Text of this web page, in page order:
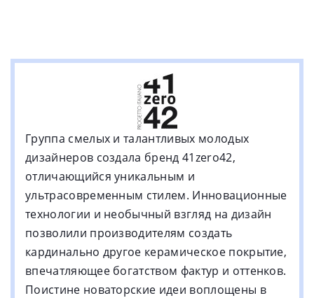
Группа смелых и талантливых молодых
дизайнеров создала бренд 41zero42,
отличающийся уникальным и
ультрасовременным стилем. Инновационные
технологии и необычный взгляд на дизайн
позволили производителям создать
кардинально другое керамическое покрытие,
впечатляющее богатством фактур и оттенков.
Поистине новаторские идеи воплощены в